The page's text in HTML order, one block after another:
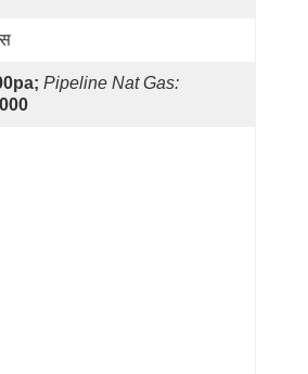
Pipeline Nat Gas: